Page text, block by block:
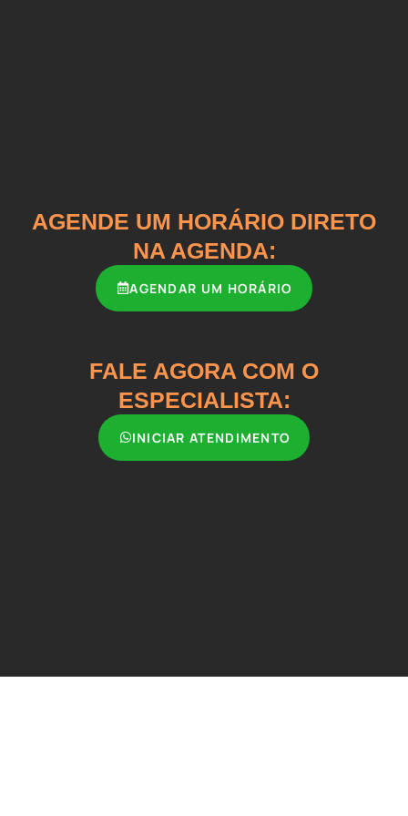
AGENDE UM HORÁRIO DIRETO
NA AGENDA:
AGENDAR UM HORÁRIO
FALE AGORA COM O
ESPECIALISTA:
INICIAR ATENDIMENTO